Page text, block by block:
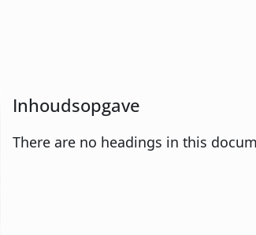
Inhoudsopgave
There are no headings in this